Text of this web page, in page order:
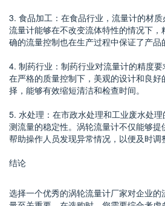
3. 食品加工：在食品行业，流量计的材
流量计能够在不改变流体特性的情况下
确的流量控制也在生产过程中保证了产品
4. 制药行业：制药行业对流量计的精度
在严格的质量控制下，美观的设计和良
择，能够有效缩短清洁和检查时间。
5. 水处理：在市政水处理和工业废水处
测流量的稳定性。涡轮流量计不仅能够
帮助操作人员发现异常情况，以便及时调
结论
选择一个优秀的涡轮流量计厂家对企业